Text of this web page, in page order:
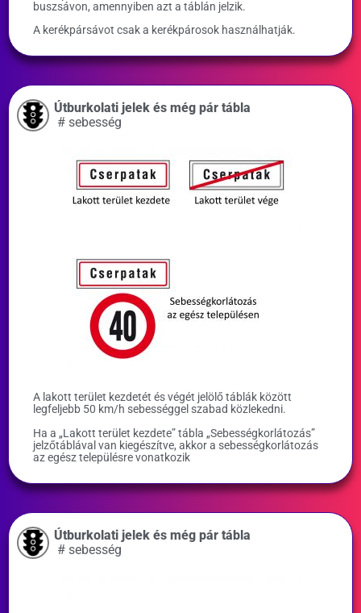
buszsávon, amennyiben azt a táblán jelzik.
A kerékpársávot csak a kerékpárosok használhatják.
Útburkolati jelek és még pár tábla
# sebesség
A lakott terület kezdetét és végét jelölő táblák között
legfeljebb 50 km/h sebességgel szabad közlekedni.
Ha a „Lakott terület kezdete” tábla „Sebességkorlátozás”
jelzőtáblával van kiegészítve, akkor a sebességkorlátozás
az egész településre vonatkozik
Útburkolati jelek és még pár tábla
# sebesség